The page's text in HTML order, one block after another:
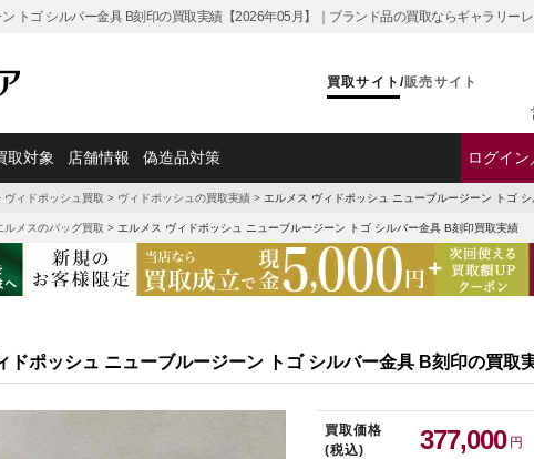
トゴ シルバー金具 B刻印の買取実績【2026年05月】｜ブランド品の買取ならギャラリー
買取サイト /販売サイト
取対象 店舗情報 偽造品対策 ログイ
ヴィドポッシュ買取 > ヴィドポッシュの買取実績 > エルメス ヴィドポッシュ ニューブルージーン トゴ
ルメスのバッグ買取 > エルメス ヴィドポッシュ ニューブルージーン トゴ シルバー金具 B刻印買取実績
ドポッシュ ニューブルージーン トゴ シルバー金具 B刻印の買取
買取価格
(税込)
377,000 円